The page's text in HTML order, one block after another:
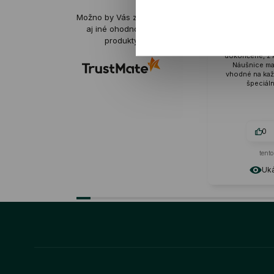
Možno by Vás zaujímali
aj iné ohodnotené
produkty
Ukázať
dokončené, z kvalitného
Náušnice majú krásny
vhodné na každodenné
špeciálne
0
tento mesiac